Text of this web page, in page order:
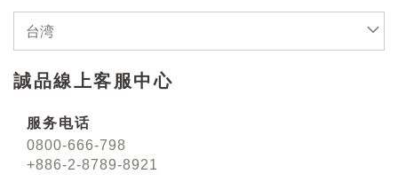
台湾
誠品線上客服中心
服务电话
0800-666-798
+886-2-8789-8921